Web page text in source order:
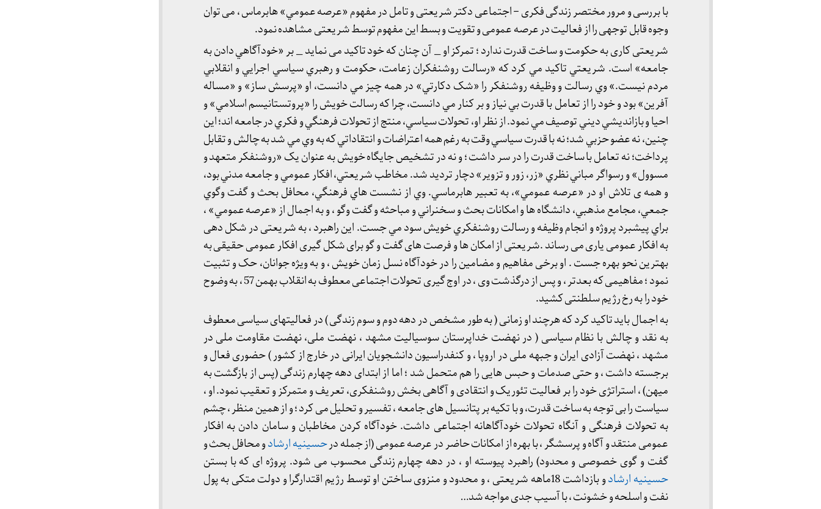
با بررسی و مرور مختصر زندگی فکری – اجتماعی دکتر شریعتی و تامل در مفهوم «عرصه عمومي» هابرماس ، می توان
وجوه قابل توجهی را از فعالیت در عرصه عمومی و تقویت و بسط این مفهوم توسط شریعتی مشاهده نمود.
شریعتی کاری به حکومت و ساخت قدرت ندارد ؛ تمرکز او _ آن چنان که خود تاکید می نماید _ بر «خودآگاهي دادن به
جامعه» است. شريعتي تاکيد مي کرد که «رسالت روشنفکران زعامت، حکومت و رهبري سياسي اجرايي و انقلابي
مردم نيست.» وي رسالت و وظيفه روشنفکر را «شک دکارتي» در همه چيز مي دانست، او «پرسش ساز» و «مساله
آفرين» بود و خود را از تعامل با قدرت بي نياز و بر کنار مي دانست، چرا که رسالت خويش را «پروتستانيسم اسلامي» و
احيا و بازانديشي ديني توصيف مي نمود. از نظر او، تحولات سياسي، منتج از تحولات فرهنگي و فکري در جامعه اند؛ اين
چنين، نه عضو حزبي شد؛ نه با قدرت سياسي وقت به رغم همه اعتراضات و انتقاداتي که به وي مي شد به چالش و تقابل
پرداخت؛ نه تعامل با ساخت قدرت را در سر داشت ؛ و نه در تشخيص جايگاه خويش به عنوان يک «روشنفکر متعهد و
مسوول» و رسواگر مباني نظري «زر، زور و تزوير» دچار ترديد شد. مخاطب شريعتي، افکار عمومي و جامعه مدني بود،
و همه ی تلاش او در «عرصه عمومي»، به تعبير هابرماسي. وي از نشست هاي فرهنگي، محافل بحث و گفت وگوي
جمعي، مجامع مذهبي، دانشگاه ها و امکانات بحث و سخنراني و مباحثه و گفت وگو ، و به اجمال از «عرصه عمومي» ،
براي پيشبرد پروژه و انجام وظيفه و رسالت روشنفکري خويش سود مي جست. این راهبرد ، به شریعتی در شکل دهی
به افکار عمومی یاری می رساند .شریعتی از امکان ها و فرصت های گفت و گو برای شکل گیری افکار عمومی حقیقی به
بهترین نحو بهره جست . او برخی مفاهیم و مضامین را در خودآگاه نسل زمان خویش ، و به ویژه جوانان، حک و تثبیت
نمود ؛ مفاهیمی که بعدتر ، و پس از درگذشت وی ، در اوج گیری تحولات اجتماعی معطوف به انقلاب بهمن 57 ، به وضوح
خود را به رخ رژیم سلطنتی کشید.
به اجمال باید تاکید کرد که هرچند او زمانی ( به طور مشخص در دهه دوم و سوم زندگی ) در فعالیتهای سیاسی معطوف
به نقد و چالش با نظام سیاسی ( در نهضت خداپرستان سوسیالیت مشهد ، نهضت ملی، نهضت مقاومت ملی در
مشهد ، نهضت آزادی ایران و جبهه ملی در اروپا ، و کنفدراسیون دانشجویان ایرانی در خارج از کشور ) حضوری فعال و
برجسته داشت ، و حتی صدمات و حبس هایی را هم متحمل شد ؛ اما از ابتدای دهه چهارم زندگی (پس از بازگشت به
میهن) ، استراتژی خود را بر فعالیت تئوریک و انتقادی و آگاهی بخش روشنفکری، تعریف و متمرکز و تعقیب نمود. او ،
سیاست را بی توجه به ساخت قدرت، و با تکیه بر پتانسیل های جامعه ، تفسیر و تحلیل می کرد ؛ و از همین منظر ، چشم
به تحولات فرهنگی و آنگاه تحولات خودآگاهانه اجتماعی داشت. خودآگاه کردن مخاطبان و سامان دادن به افکار
عمومی منتقد و آگاه و پرسشگر ، با بهره از امکانات حاضر در عرصه عمومی (از جمله درحسینیه ارشادو محافل بحث و
گفت و گوی خصوصی و محدود) راهبرد پیوسته او ، در دهه چهارم زندگی محسوب می شود. پروژه ای که با بستن
حسینیه ارشاد
و بازداشت 18ماهه شریعتی ، و محدود و منزوی ساختن او توسط رژیم اقتدارگرا و دولت متکی به پول
نفت و اسلحه و خشونت ، با آسیب جدی مواجه شد…